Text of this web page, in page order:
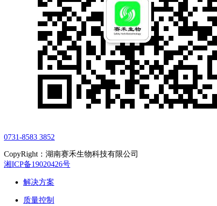
0731-8583 3852
CopyRight：湖南赛禾生物科技有限公司
湘ICP备19020426号
解决方案
质量控制